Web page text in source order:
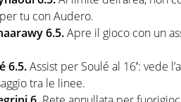
tu con Audero.
6.5.Apre il gioco con un
6.5.Assist per Soulé al 16′: vede
tra le linee.